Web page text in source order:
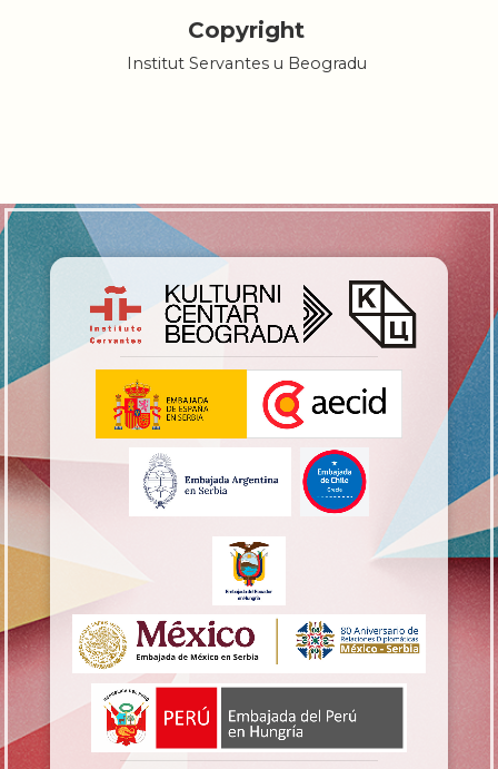
Copyright
Institut Servantes u Beogradu